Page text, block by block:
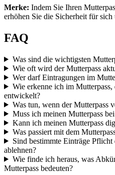
Merke: Indem Sie Ihren
erhöhen Sie die Sicherheit für
FAQ
Was sind die wichtigsten
Wie oft wird der Mutterpass
Wer darf Eintragungen im
Wie erkenne ich im
entwickelt?
Was tun, wenn der Mutterpass
Muss ich meinen Mutterpass
Kann ich meinen Mutterpass
Was passiert mit dem
Sind bestimmte Einträge
ablehnen?
Wie finde ich heraus, was
Mutterpass bedeuten?